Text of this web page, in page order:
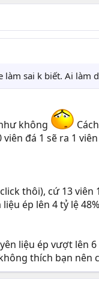
làm sai k biết. Ai làm
không
đá 1 sẽ ra 1
thôi), cứ 13 viên
ép lên 4 tỷ lệ
liệu ép vượt lên
thích bạn